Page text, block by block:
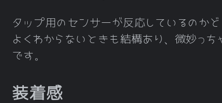
タップ用のセンサーが反応しているのか
よくわからないときも結構あり、微妙っち
です。
装着感